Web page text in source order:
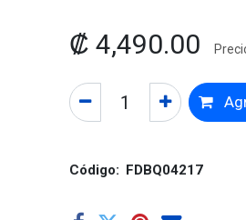
₡ 4,490.00
Código: FDBQ04217